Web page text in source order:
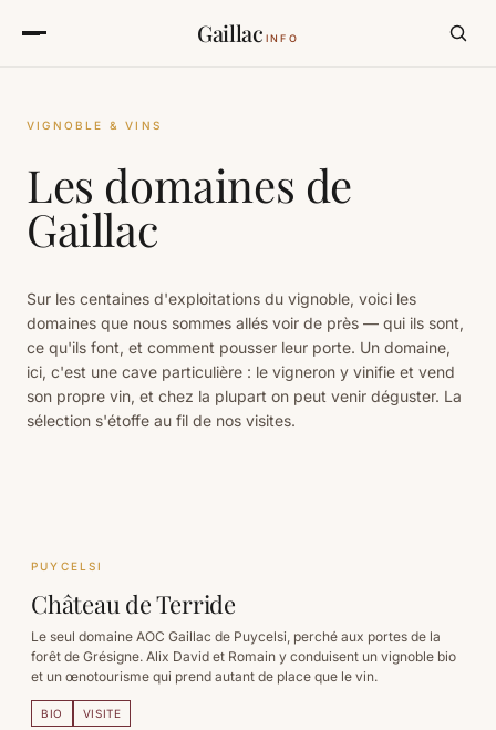
Gaillac INFO
VIGNOBLE & VINS
Les domaines de
Gaillac
Sur les centaines d'exploitations du vignoble, voici les
domaines que nous sommes allés voir de près — qui ils sont,
ce qu'ils font, et comment pousser leur porte. Un domaine,
ici, c'est une cave particulière : le vigneron y vinifie et vend
son propre vin, et chez la plupart on peut venir déguster. La
sélection s'étoffe au fil de nos visites.
PUYCELSI
Château de Terride
Le seul domaine AOC Gaillac de Puycelsi, perché aux portes de la
forêt de Grésigne. Alix David et Romain y conduisent un vignoble bio
et un œnotourisme qui prend autant de place que le vin.
BIO VISITE